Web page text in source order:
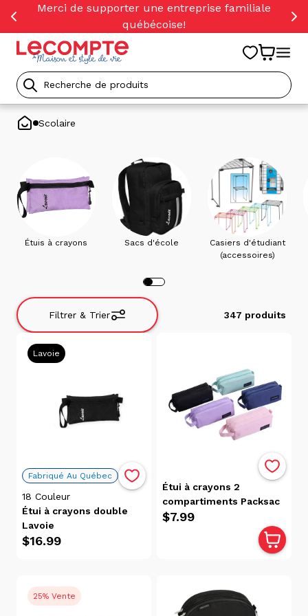
Merci de supporter une entreprise familiale
québécoise!
Recherche
de
Scolaire
Étuis à crayons Sacs d'école
Casiers d'étudiant
(accessoires)
Filtrer & Trier
Filtrer
Trier
Alphabétique,
de A à Z
Alphabétique,
élevé
347 produits
Lavoie
Fabriqué Au Québec
18 Couleur
Étui à crayons double
Lavoie
$16.99
Étui à crayons 2
compartiments Packsac
$7.99
25% Vente